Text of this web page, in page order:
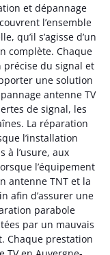
et dépannage
l’ensemble
qu’il s’agisse d’un
complète. Chaque
du signal et
une solution
antenne TV
de signal, les
La réparation
l’installation
à l’usure, aux
l’équipement
antenne TNT et la
afin d’assurer une
parabole
par un mauvais
Chaque prestation